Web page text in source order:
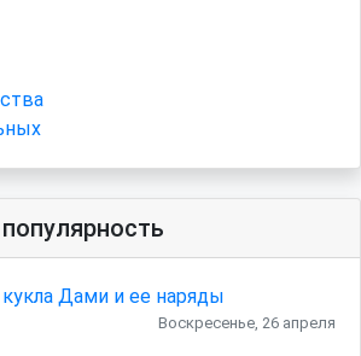
Дами и ее наряды
Воскресенье, 26 апреля